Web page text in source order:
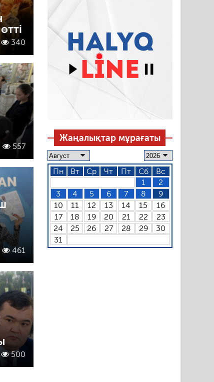
340
557
461
500
Жаңалықтар мұрағаты
Пн Вт Ср Чт Пт Сб
Вс
1
2
3
4 5 6 7 8
9
10
11 12 13 14 15
16
17
18 19 20 21 22
23
24
25 26 27 28 29
30
31